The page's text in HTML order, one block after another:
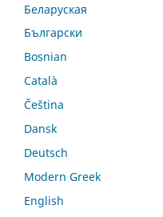
Беларуская
Български
Bosnian
Català
Čeština
Dansk
Deutsch
Modern Greek
English